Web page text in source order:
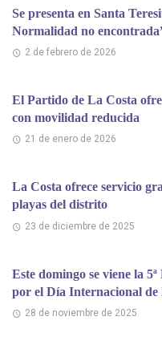
Se presenta en Santa
Normalidad no
2 de febrero de 2026
El Partido de La Costa
con movilidad reducida
21 de enero de 2026
La Costa ofrece servicio
playas del distrito
23 de diciembre de 2025
Este domingo se viene la
por el Día Internacional de
28 de noviembre de 2025